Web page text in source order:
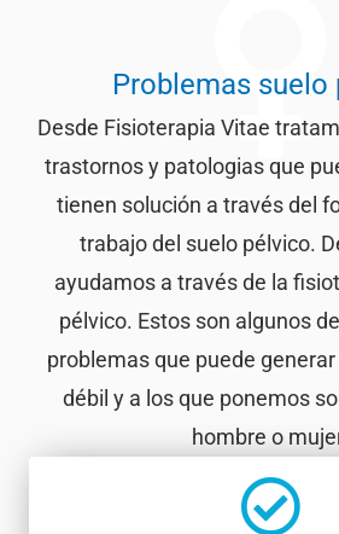
Problemas suelo
Desde Fisioterapia Vitae
trastornos y patologias que
tienen solución a través del
trabajo del suelo pélvico.
ayudamos a través de la
pélvico. Estos son algunos
problemas que puede
débil y a los que ponemos
hombre o